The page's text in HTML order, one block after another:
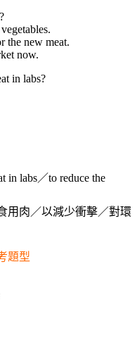
the new meat.
now.
in labs?
in labs／to reduce the
用肉／以減少衝擊／對環
題型